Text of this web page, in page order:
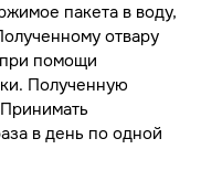
пакета в воду,
отвару
при помощи
Полученную
в день по одной